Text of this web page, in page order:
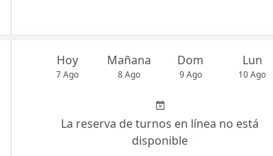
Hoy
7 Ago
Mañana
8 Ago
Dom
9 Ago
Lun
10 Ago
La reserva de turnos en línea no está
disponible